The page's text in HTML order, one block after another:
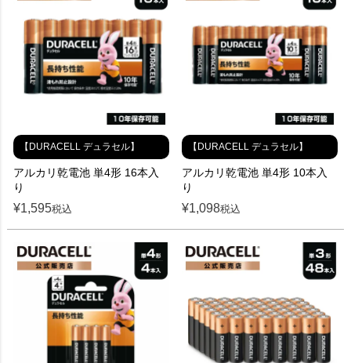
【DURACELL デュラセル】
アルカリ乾電池 単4形 16本入
り
¥1,595税込
【DURACELL デュラセル】
アルカリ乾電池 単4形 10本入
り
¥1,098税込